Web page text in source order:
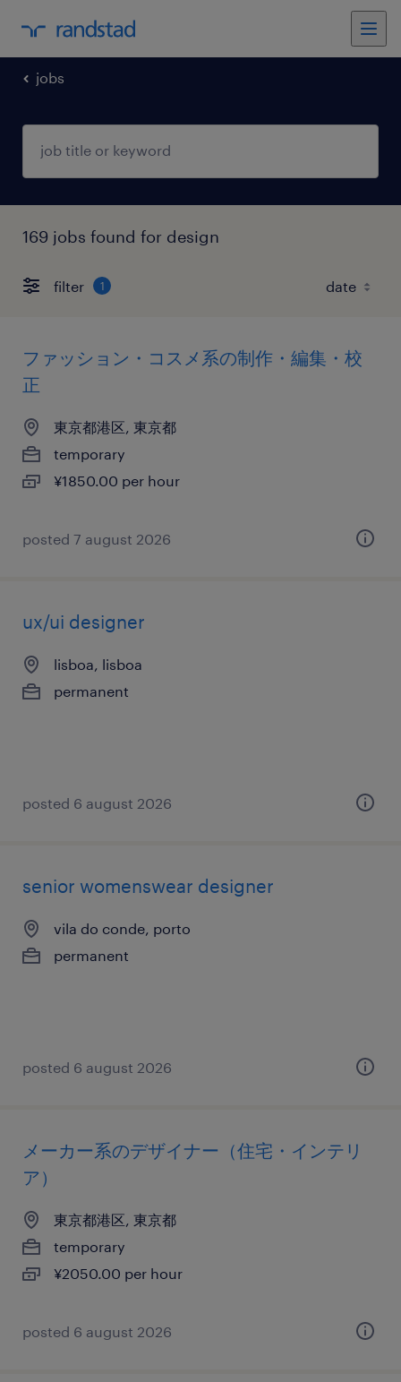
jobs
169 jobs found for design
filter 1
ファッション・コスメ系の制作・編集・校
正
東京都港区, 東京都
temporary
¥1850.00 per hour
posted 7 august 2026
ux/ui designer
lisboa, lisboa
permanent
posted 6 august 2026
senior womenswear designer
vila do conde, porto
permanent
posted 6 august 2026
メーカー系のデザイナー（住宅・インテリ
ア）
東京都港区, 東京都
temporary
¥2050.00 per hour
posted 6 august 2026